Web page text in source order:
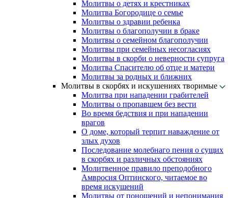
Молитвы о детях и крестниках
Молитва Богородице о семье
Молитвы о здравии ребенка
Молитвы о благополучии в браке
Молитвы о семейном благополучии
Молитвы при семейных несогласиях
Молитвы в скорби о неверности супруга
Молитва Спасителю об отце и матери
Молитвы за родных и ближних
Молитвы в скорбях и искушениях творимые
Молитва при нападении грабителей
Молитвы о пропавшем без вести
Во время бедствия и при нападении
врагов
О доме, который терпит наваждение от
злых духов
Последование молебнаго пения о сущих
в скорбях и различных обстояниях
Молитвенное правило преподобного
Амвросия Оптинского, читаемое во
время искушений
Молитвы от поношений и непонимания